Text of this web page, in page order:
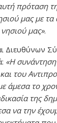
πρόταση
μας με τα
μας».
Διευθύνων
«Η
του
άμεσα το
της
να την